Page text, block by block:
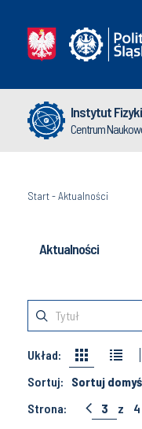
Instytut Fizyki
Centrum
Start-Aktualności
Aktualności
Układ:
Sortuj:
Sortuj
Strona:
3 z 4